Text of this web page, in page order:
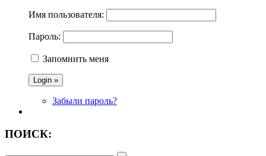
Имя пользователя:
Пароль:
Запомнить меня
Забыли пароль?
ПОИСК: